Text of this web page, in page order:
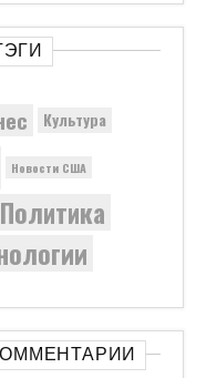
Культура
Новости США
Политика